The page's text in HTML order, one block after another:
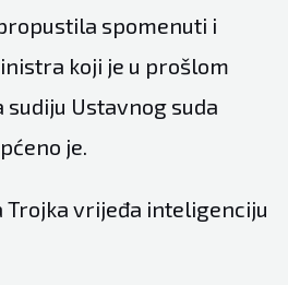
spomenuti i
koji je u prošlom
Ustavnog suda
je.
Trojka vrijeđa inteligenciju